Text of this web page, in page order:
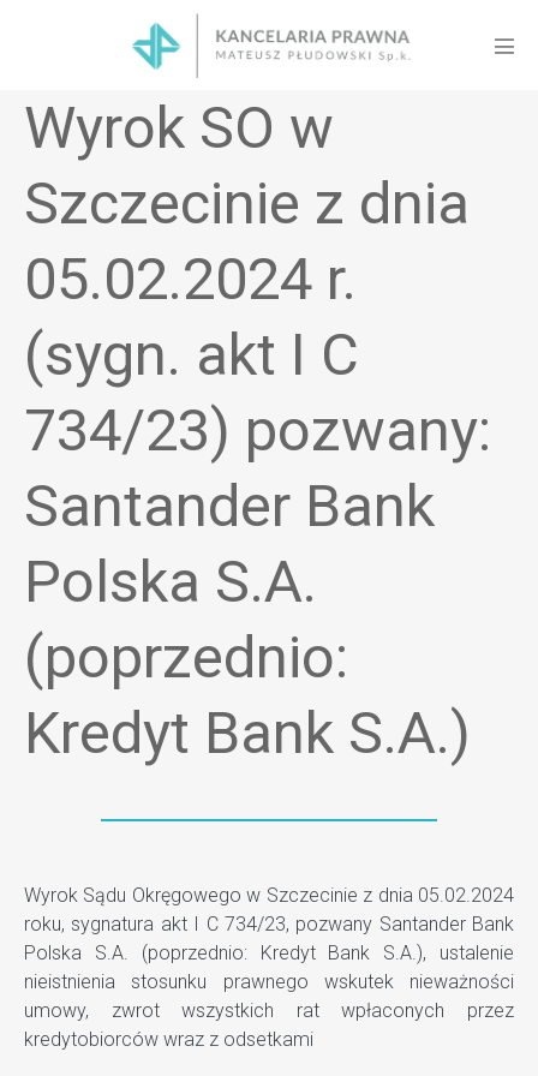
Wyrok SO w
Szczecinie z dnia
05.02.2024 r.
(sygn. akt I C
734/23) pozwany:
Santander Bank
Polska S.A.
(poprzednio:
Kredyt Bank S.A.)
Wyrok Sądu Okręgowego w Szczecinie z dnia 05.02.2024
roku, sygnatura akt I C 734/23, pozwany Santander Bank
Polska S.A. (poprzednio: Kredyt Bank S.A.), ustalenie
nieistnienia stosunku prawnego wskutek nieważności
umowy, zwrot wszystkich rat wpłaconych przez
kredytobiorców wraz z odsetkami